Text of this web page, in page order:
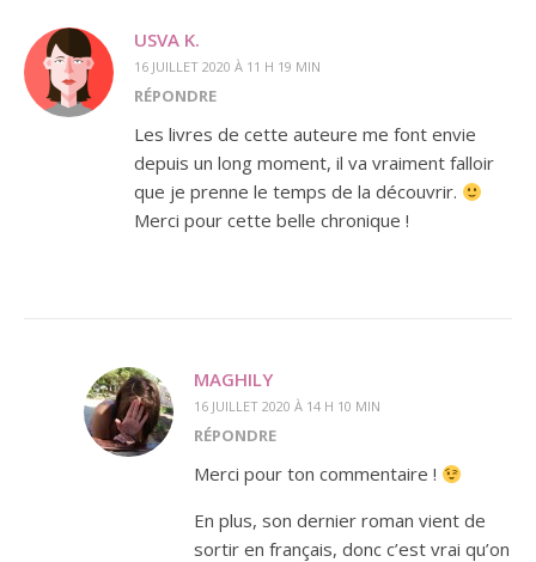
USVA K.
16 JUILLET 2020 À 11 H 19 MIN
RÉPONDRE
Les livres de cette auteure me font envie
depuis un long moment, il va vraiment falloir
que je prenne le temps de la découvrir.
Merci pour cette belle chronique !
MAGHILY
16 JUILLET 2020 À 14 H 10 MIN
RÉPONDRE
Merci pour ton commentaire !
En plus, son dernier roman vient de
sortir en français, donc c’est vrai qu’on